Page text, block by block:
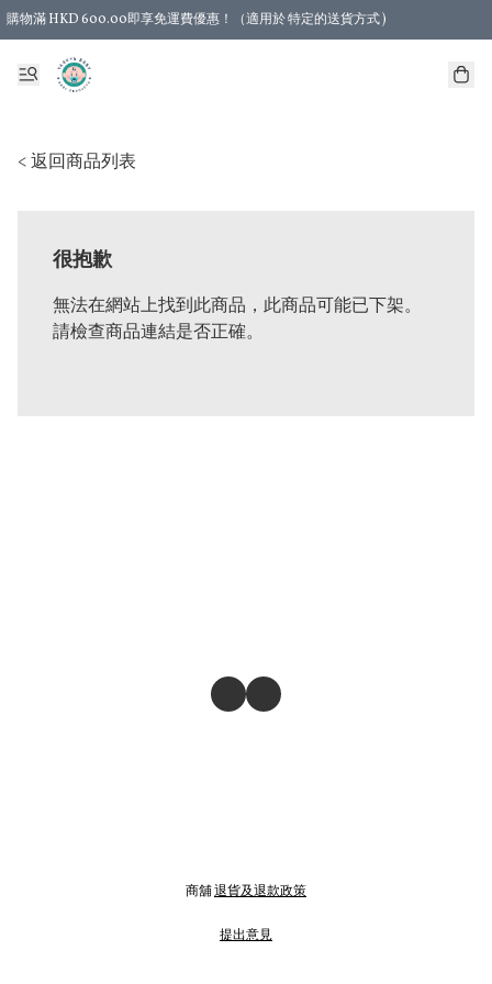
購物滿 HKD 600.00即享免運費優惠！（適用於 特定的送貨方式 )
< 返回商品列表
很抱歉
無法在網站上找到此商品，此商品可能已下架。
請檢查商品連結是否正確。
商舖退貨及退款政策
提出意見